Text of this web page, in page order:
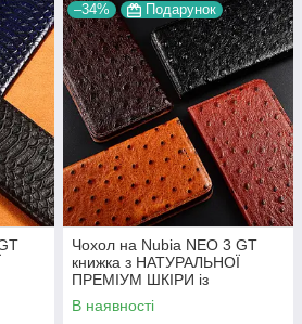
–34% Подарунок
Чохол на Nubia NEO 3 GT
книжка з НАТУРАЛЬНОЇ
ПРЕМІУМ ШКІРИ із
підставкою протиударний
магнітний "OSTRICH"
В наявності